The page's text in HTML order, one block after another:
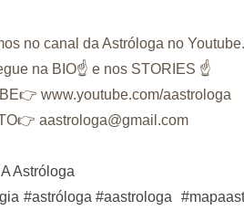
no canal da Astróloga no Youtube.
na BIO☝ e nos STORIES ☝
www.youtube.com/aastrologa
aastrologa@gmail.com
Astróloga
#astróloga #aastrologa